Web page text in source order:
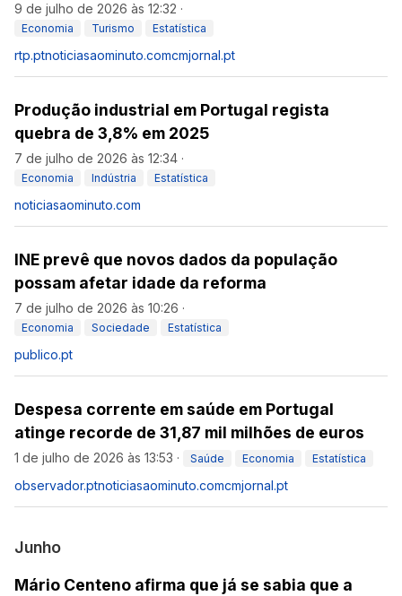
9 de julho de 2026 às 12:32 ·
Economia Turismo Estatística
rtp.ptnoticiasaominuto.comcmjornal.pt
Produção industrial em Portugal regista
quebra de 3,8% em 2025
7 de julho de 2026 às 12:34 ·
Economia Indústria Estatística
noticiasaominuto.com
INE prevê que novos dados da população
possam afetar idade da reforma
7 de julho de 2026 às 10:26 ·
Economia Sociedade Estatística
publico.pt
Despesa corrente em saúde em Portugal
atinge recorde de 31,87 mil milhões de euros
1 de julho de 2026 às 13:53 · Saúde Economia Estatística
observador.ptnoticiasaominuto.comcmjornal.pt
Junho
Mário Centeno afirma que já se sabia que a